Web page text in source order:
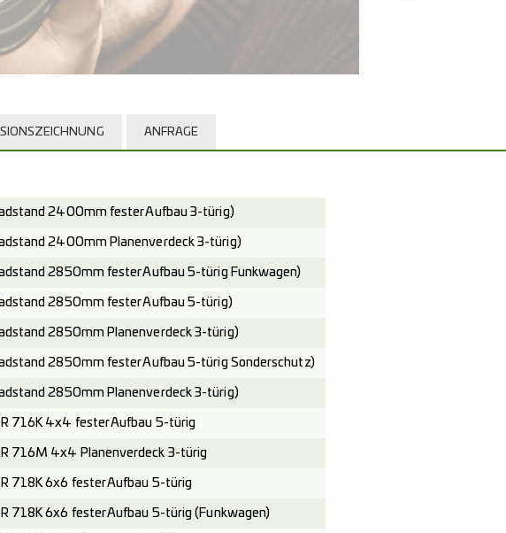
ANFRAGE
2400mm fester Aufbau 3-türig)
2400mm Planenverdeck 3-türig)
2850mm fester Aufbau 5-türig Funkwagen)
2850mm fester Aufbau 5-türig)
2850mm Planenverdeck 3-türig)
2850mm fester Aufbau 5-türig Sonderschutz)
2850mm Planenverdeck 3-türig)
716K 4x4 fester Aufbau 5-türig
716M 4x4 Planenverdeck 3-türig
718K 6x6 fester Aufbau 5-türig
718K 6x6 fester Aufbau 5-türig (Funkwagen)